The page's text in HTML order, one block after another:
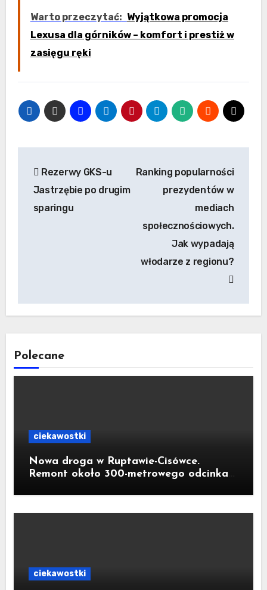
Warto przeczytać: Wyjątkowa promocja
Lexusa dla górników – komfort i prestiż w
zasięgu ręki
wpisu
Rezerwy GKS-u
Jastrzębie po drugim
sparingu
Ranking popularności
prezydentów w
mediach
społecznościowych.
Jak wypadają
włodarze z regionu?
Polecane
ciekawostki
Nowa droga w Ruptawie-Cisówce.
Remont około 300-metrowego odcinka
złotych
ciekawostki